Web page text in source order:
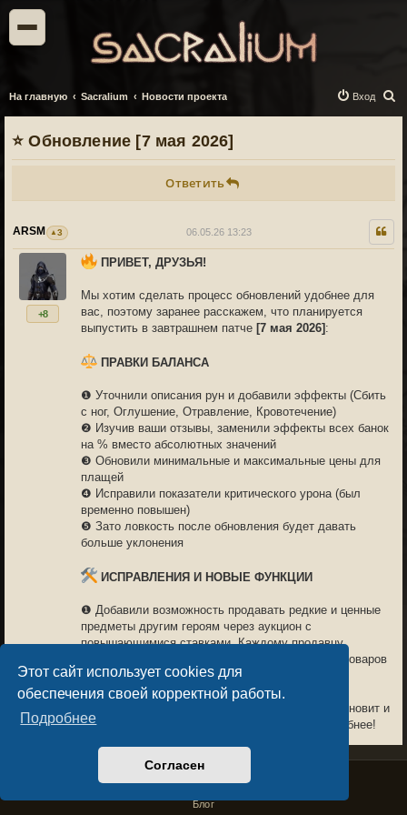
Этот сайт использует cookies для
обеспечения своей корректной работы.
Подробнее
Согласен
На главную Sacralium Новости проекта
о
Вход
⭐ Обновление [7 мая 2026]
Ответить
ARSM 3 06.05.26 13:23
+8
ПРИВЕТ, ДРУЗЬЯ!
Мы хотим сделать процесс обновлений удобнее для
вас, поэтому заранее расскажем, что планируется
выпустить в завтрашнем патче [7 мая 2026] :
ПРАВКИ БАЛАНСА
❶ Уточнили описания рун и добавили эффекты (Сбить
с ног, Оглушение, Отравление, Кровотечение)
❷ Изучив ваши отзывы, заменили эффекты всех банок
на % вместо абсолютных значений
❸ Обновили минимальные и максимальные цены для
плащей
❹ Исправили показатели критического урона (был
временно повышен)
❺ Зато ловкость после обновления будет давать
больше уклонения
ИСПРАВЛЕНИЯ И НОВЫЕ ФУНКЦИИ
❶ Добавили возможность продавать редкие и ценные
предметы другим героям через аукцион с
повышающимися ставками. Каждому продавцу
доступно три активных слота для размещения товаров
одновременно.
❷ Обновление пароля в игре гарантированно обновит и
пароль на форуме, так что заходить станет удобнее!
❸ Качество предметов, полученных в данжах, будет
отображаться корректно
❹ В лавку во Врангарде добавлены: уникальная руна
Privacy PolicyLicense Agreement
Copyright © Sacralium Games 2023-
Блог